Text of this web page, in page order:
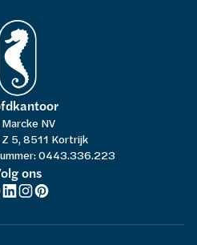
NV
Z 5, 8511 Kortrijk
0443.336.223
ons